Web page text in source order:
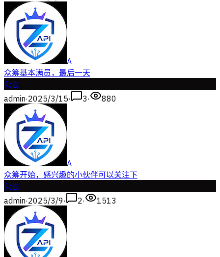
A
众筹基本满员，最后一天
公告
admin·2025/3/15· 3· 880
A
众筹开始，感兴趣的小伙伴可以关注下
公告
admin·2025/3/9· 2· 1513